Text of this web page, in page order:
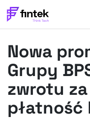
BANKOWOŚĆ
EVENTY
FELIETONY
WYWIADY
LEGAL
Nowa
Grupy
zwrotu
płatność